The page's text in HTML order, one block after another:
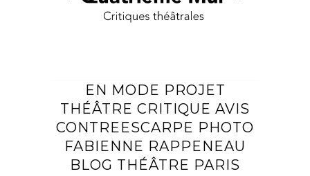
EN MODE PROJET
THÉÂTRE CRITIQUE AVIS
CONTREESCARPE PHOTO
FABIENNE RAPPENEAU
BLOG THÉÂTRE PARIS